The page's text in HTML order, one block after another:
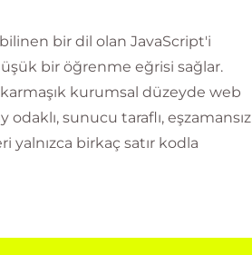
bir dil olan JavaScript'i
bir öğrenme eğrisi sağlar.
kurumsal düzeyde web
odaklı, sunucu taraflı, eşzamansız
yalnızca birkaç satır kodla